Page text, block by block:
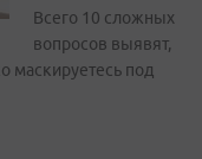
Всего 10 сложных
вопросов выявят,
маскируетесь под